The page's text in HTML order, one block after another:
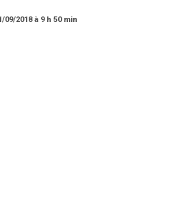
09/2018 à 9 h 50 min